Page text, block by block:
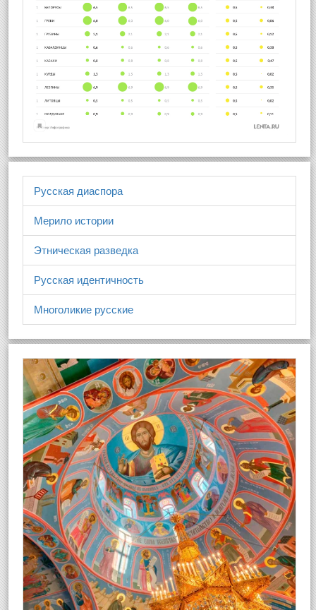
Русская диаспора
Мерило истории
Этническая разведка
Русская идентичность
Многоликие русские